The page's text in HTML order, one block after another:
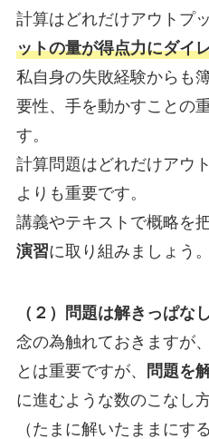
計算はどれだけアウトプ
ットの量が得点力にダイ
私自身の失敗経験からも
要性、手を動かすことの
す。
計算問題はどれだけアウ
よりも重要です。
講義やテキストで概略を
演習に取り組みましょう。
（２）問題は解きっぱな
念の為触れておきますが
とは重要ですが、
問題を
に進むような数のこなし
（たまに解いたままにす